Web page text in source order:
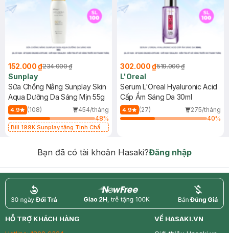
152.000 ₫234.000 ₫
Sunplay
Sữa Chống Nắng Sunplay Skin
Aqua Dưỡng Da Sáng Mịn 55g
4.9 (108)
454/tháng
48%
Bill 199K Sunplay tặng Tinh Chất
302.000 ₫519.000 ₫
L'Oreal
Serum L'Oreal Hyaluronic Acid
Cấp Ẩm Sáng Da 30ml
4.9 (27)
275/tháng
40%
Bạn đã có tài khoản Hasaki?Đăng nhập
return nowfree price
HỖ TRỢ KHÁCH HÀNG
VỀ HASAKI.VN